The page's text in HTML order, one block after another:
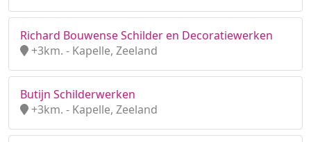
Richard Bouwense Schilder en Decoratiewerken
+3km. - Kapelle, Zeeland
Butijn Schilderwerken
+3km. - Kapelle, Zeeland